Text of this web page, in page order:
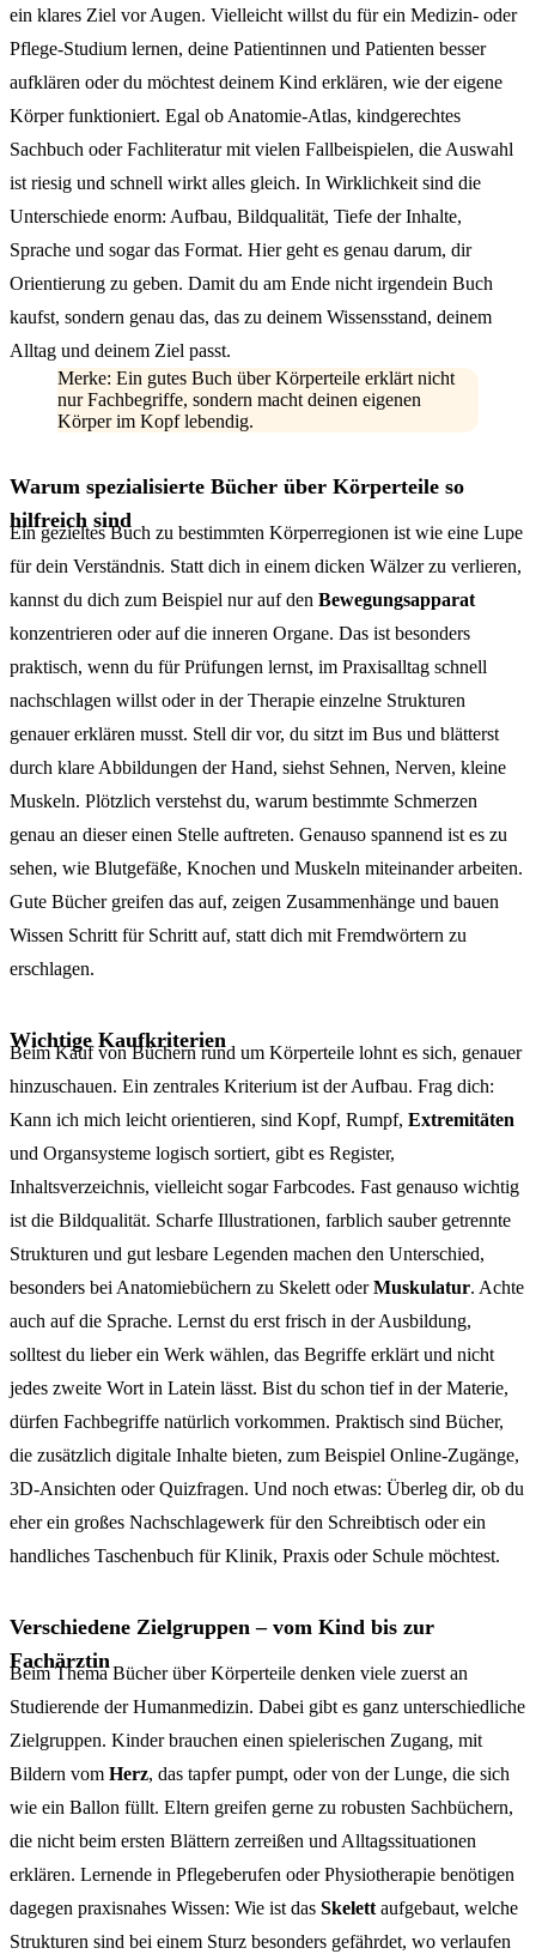
ein klares Ziel vor Augen. Vielleicht willst du für ein Medizin- oder
Pflege-Studium lernen, deine Patientinnen und Patienten besser
aufklären oder du möchtest deinem Kind erklären, wie der eigene
Körper funktioniert. Egal ob Anatomie-Atlas, kindgerechtes
Sachbuch oder Fachliteratur mit vielen Fallbeispielen, die Auswahl
ist riesig und schnell wirkt alles gleich. In Wirklichkeit sind die
Unterschiede enorm: Aufbau, Bildqualität, Tiefe der Inhalte,
Sprache und sogar das Format. Hier geht es genau darum, dir
Orientierung zu geben. Damit du am Ende nicht irgendein Buch
kaufst, sondern genau das, das zu deinem Wissensstand, deinem
Alltag und deinem Ziel passt.
Merke: Ein gutes Buch über Körperteile erklärt nicht
nur Fachbegriffe, sondern macht deinen eigenen
Körper im Kopf lebendig.
Warum spezialisierte Bücher über Körperteile so
hilfreich sind
Ein gezieltes Buch zu bestimmten Körperregionen ist wie eine Lupe
für dein Verständnis. Statt dich in einem dicken Wälzer zu verlieren,
kannst du dich zum Beispiel nur auf den Bewegungsapparat
konzentrieren oder auf die inneren Organe. Das ist besonders
praktisch, wenn du für Prüfungen lernst, im Praxisalltag schnell
nachschlagen willst oder in der Therapie einzelne Strukturen
genauer erklären musst. Stell dir vor, du sitzt im Bus und blätterst
durch klare Abbildungen der Hand, siehst Sehnen, Nerven, kleine
Muskeln. Plötzlich verstehst du, warum bestimmte Schmerzen
genau an dieser einen Stelle auftreten. Genauso spannend ist es zu
sehen, wie Blutgefäße, Knochen und Muskeln miteinander arbeiten.
Gute Bücher greifen das auf, zeigen Zusammenhänge und bauen
Wissen Schritt für Schritt auf, statt dich mit Fremdwörtern zu
erschlagen.
Wichtige Kaufkriterien
Beim Kauf von Büchern rund um Körperteile lohnt es sich, genauer
hinzuschauen. Ein zentrales Kriterium ist der Aufbau. Frag dich:
Kann ich mich leicht orientieren, sind Kopf, Rumpf, Extremitäten
und Organsysteme logisch sortiert, gibt es Register,
Inhaltsverzeichnis, vielleicht sogar Farbcodes. Fast genauso wichtig
ist die Bildqualität. Scharfe Illustrationen, farblich sauber getrennte
Strukturen und gut lesbare Legenden machen den Unterschied,
besonders bei Anatomiebüchern zu Skelett oderMuskulatur. Achte
auch auf die Sprache. Lernst du erst frisch in der Ausbildung,
solltest du lieber ein Werk wählen, das Begriffe erklärt und nicht
jedes zweite Wort in Latein lässt. Bist du schon tief in der Materie,
dürfen Fachbegriffe natürlich vorkommen. Praktisch sind Bücher,
die zusätzlich digitale Inhalte bieten, zum Beispiel Online-Zugänge,
3D-Ansichten oder Quizfragen. Und noch etwas: Überleg dir, ob du
eher ein großes Nachschlagewerk für den Schreibtisch oder ein
handliches Taschenbuch für Klinik, Praxis oder Schule möchtest.
Verschiedene Zielgruppen – vom Kind bis zur
Fachärztin
Beim Thema Bücher über Körperteile denken viele zuerst an
Studierende der Humanmedizin. Dabei gibt es ganz unterschiedliche
Zielgruppen. Kinder brauchen einen spielerischen Zugang, mit
Bildern vom Herz, das tapfer pumpt, oder von der Lunge, die sich
wie ein Ballon füllt. Eltern greifen gerne zu robusten Sachbüchern,
die nicht beim ersten Blättern zerreißen und Alltagssituationen
erklären. Lernende in Pflegeberufen oder Physiotherapie benötigen
dagegen praxisnahes Wissen: Wie ist das Skelett aufgebaut, welche
Strukturen sind bei einem Sturz besonders gefährdet, wo verlaufen